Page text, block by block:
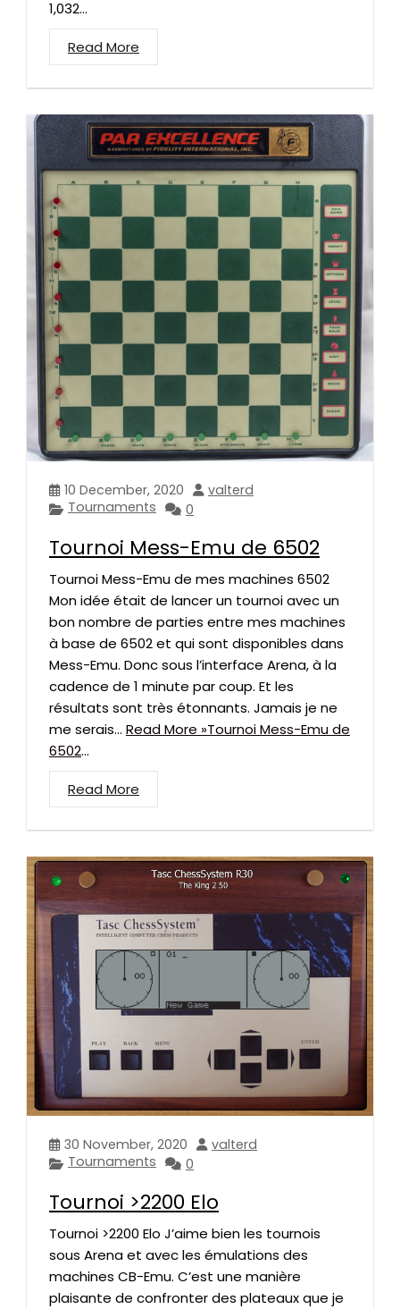
1,032...
Read More
10 December, 2020
valterd
Tournaments
0
Tournoi Mess-Emu de 6502
Tournoi Mess-Emu de mes machines 6502
Mon idée était de lancer un tournoi avec un
bon nombre de parties entre mes machines
à base de 6502 et qui sont disponibles dans
Mess-Emu. Donc sous l’interface Arena, à la
cadence de 1 minute par coup. Et les
résultats sont très étonnants. Jamais je ne
me serais… Read More »Tournoi Mess-Emu de
6502...
Read More
30 November, 2020
valterd
Tournaments
0
Tournoi >2200 Elo
Tournoi >2200 Elo J’aime bien les tournois
sous Arena et avec les émulations des
machines CB-Emu. C’est une manière
plaisante de confronter des plateaux que je